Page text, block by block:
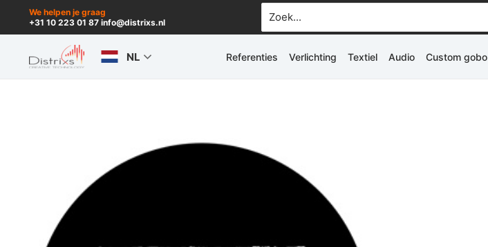
inhoud
We helpen je graag
+31 10 223 01 87 info@distrixs.nl
Zoek
naar:
NL Referenties Verlichting Textiel Audio Custom gobo